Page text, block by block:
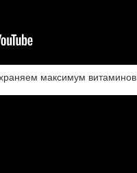
максимум витаминов